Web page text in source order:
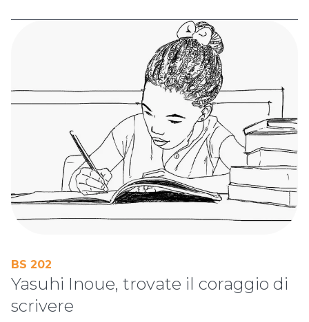
BS 202
Yasuhi Inoue, trovate il coraggio di
scrivere